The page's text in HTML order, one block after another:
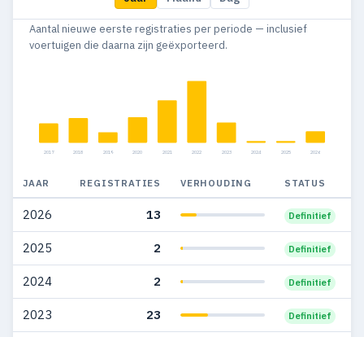
Aantal nieuwe eerste registraties per periode — inclusief
voertuigen die daarna zijn geëxporteerd.
2017 2018 2019 2020 2021 2022 2023 2024 2025 2026
JAAR REGISTRATIES VERHOUDING STATUS
2026 13 Definitief
2025 2 Definitief
2024 2 Definitief
2023 23 Definitief